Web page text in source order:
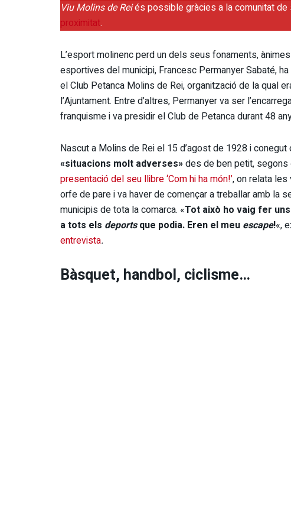
Viu Molins de Reiés possible gràcies a la comunitat
proximitat.
L’esport molinenc perd un dels seus fonaments,
esportives del municipi, Francesc Permanyer Sabaté,
el Club Petanca Molins de Rei, organització de la qual
l’Ajuntament. Entre d’altres, Permanyer va ser
franquisme i va presidir el Club de Petanca durant 48
Nascut a Molins de Rei el 15 d’agost de 1928 i
«situacions molt adverses»des de ben petit,
presentació del seu llibre ‘Com hi ha món!’, on relata
orfe de pare i va haver de començar a treballar amb la
municipis de tota la comarca. «Tot això ho vaig fer
a tots els deportsque podia. Eren el meu escape!«,
entrevista.
Bàsquet, handbol, ciclisme…